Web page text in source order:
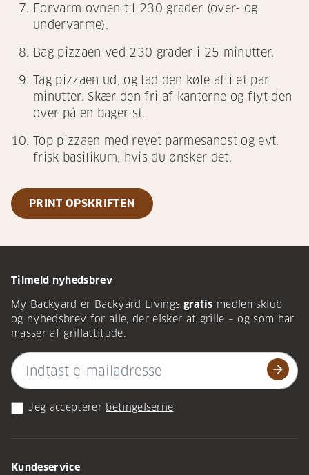
Forvarm ovnen til 230 grader (over- og
undervarme).
Bag pizzaen ved 230 grader i 25 minutter.
Tag pizzaen ud, og lad den køle af i et par
minutter. Skær den fri af kanterne og flyt den
over på en bagerist.
Top pizzaen med revet parmesanost og evt.
frisk basilikum, hvis du ønsker det.
PRINT OPSKRIFTEN
Tilmeld nyhedsbrev
My Backyard er Backyard Livings gratis medlemsklub
og nyhedsbrev for alle, der elsker at grille – og som har
masser af grillattitude.
arrow_forward
Jeg accepterer betingelserne
Kundeservice